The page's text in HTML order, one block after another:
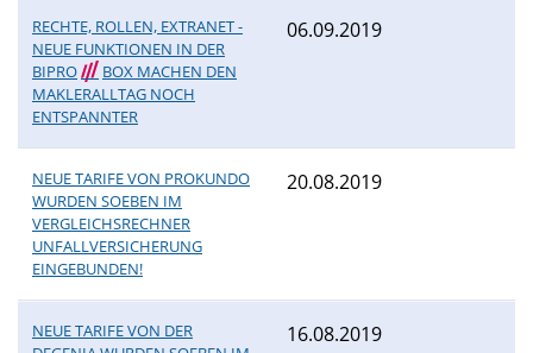
RECHTE, ROLLEN, EXTRANET -
NEUE FUNKTIONEN IN DER
BIPRO/// BOX MACHEN DEN
MAKLERALLTAG NOCH
ENTSPANNTER
06.09.2019
NEUE TARIFE VON PROKUNDO
WURDEN SOEBEN IM
VERGLEICHSRECHNER
UNFALLVERSICHERUNG
EINGEBUNDEN!
20.08.2019
NEUE TARIFE VON DER
16.08.2019